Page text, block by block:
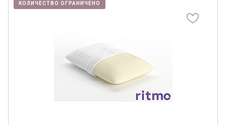
КОЛИЧЕСТВО ОГРАНИЧЕНО